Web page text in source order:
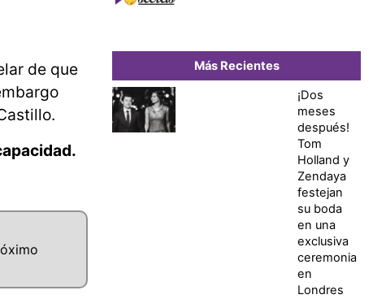
de que
Más Recientes
¡Dos
meses
después!
Tom
Holland y
Zendaya
festejan
su boda
en una
exclusiva
ceremonia
en
Londres